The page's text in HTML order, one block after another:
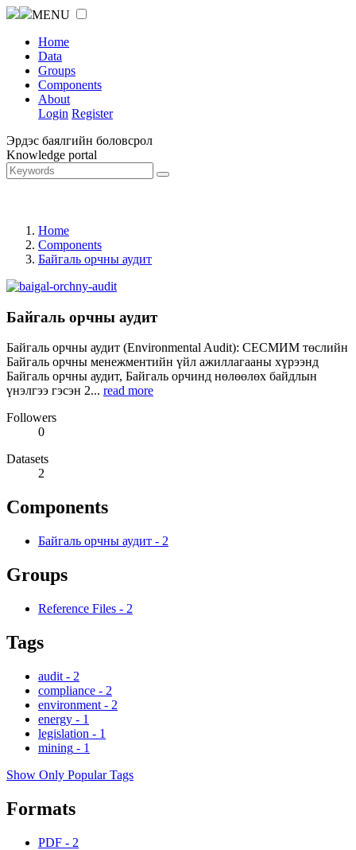
MENU
Home
Data
Groups
Components
About
Login Register
Эрдэс баялгийн боловсрол
Knowledge portal
Home
Components
Байгаль орчны аудит
Байгаль орчны аудит
Байгаль орчны аудит (Environmental Audit): СЕСМИМ төслийн
Байгаль орчны менежментийн үйл ажиллагааны хүрээнд
Байгаль орчны аудит, Байгаль орчинд нөлөөлөх байдлын
үнэлгээ гэсэн 2... read more
Followers
0
Datasets
2
Components
Байгаль орчны аудит - 2
Groups
Reference Files - 2
Tags
audit - 2
compliance - 2
environment - 2
energy - 1
legislation - 1
mining - 1
Show Only Popular Tags
Formats
PDF - 2